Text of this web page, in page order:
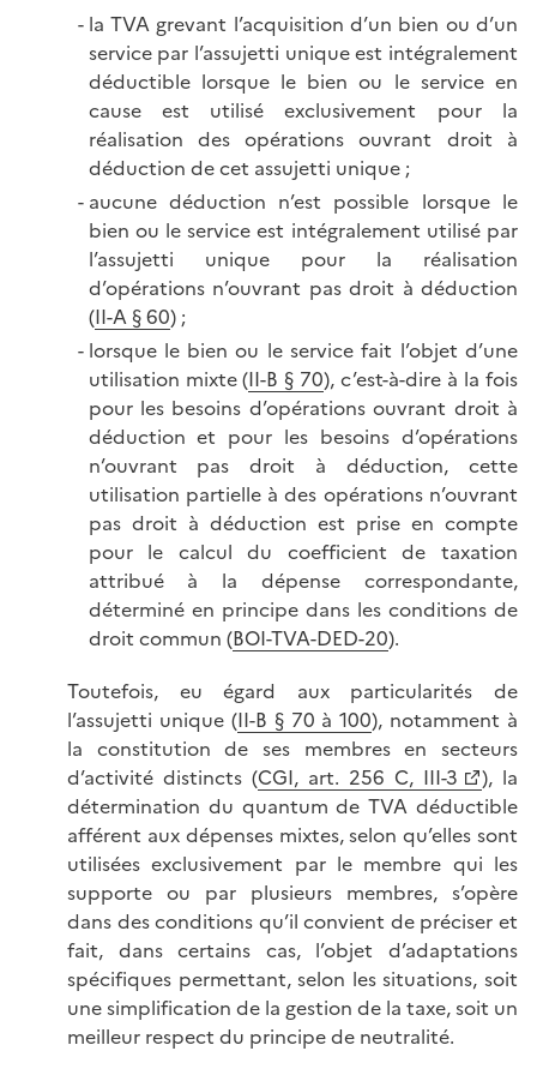
la TVA grevant l’acquisition d’un bien ou d’un
service par l’assujetti unique est intégralement
déductible lorsque le bien ou le service en
cause est utilisé exclusivement pour la
réalisation des opérations ouvrant droit à
déduction de cet assujetti unique ;
aucune déduction n’est possible lorsque le
bien ou le service est intégralement utilisé par
l’assujetti unique pour la réalisation
d’opérations n’ouvrant pas droit à déduction
(II-A § 60) ;
lorsque le bien ou le service fait l’objet d’une
utilisation mixte (II-B § 70), c’est-à-dire à la fois
pour les besoins d’opérations ouvrant droit à
déduction et pour les besoins d’opérations
n’ouvrant pas droit à déduction, cette
utilisation partielle à des opérations n’ouvrant
pas droit à déduction est prise en compte
pour le calcul du coefficient de taxation
attribué à la dépense correspondante,
déterminé en principe dans les conditions de
droit commun (BOI-TVA-DED-20).
Toutefois, eu égard aux particularités de
l’assujetti unique (II-B § 70 à 100), notamment à
la constitution de ses membres en secteurs
d’activité distincts (CGI, art. 256 C, III-3
), la
détermination du quantum de TVA déductible
afférent aux dépenses mixtes, selon qu’elles sont
utilisées exclusivement par le membre qui les
supporte ou par plusieurs membres, s’opère
dans des conditions qu’il convient de préciser et
fait, dans certains cas, l’objet d’adaptations
spécifiques permettant, selon les situations, soit
une simplification de la gestion de la taxe, soit un
meilleur respect du principe de neutralité.